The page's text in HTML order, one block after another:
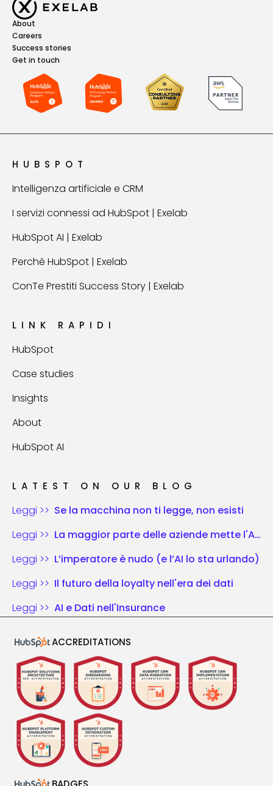
About
Careers
Success stories
Get in touch
HUBSPOT
Intelligenza artificiale e CRM
I servizi connessi ad HubSpot | Exelab
HubSpot AI | Exelab
Perché HubSpot | Exelab
ConTe Prestiti Success Story | Exelab
LINK RAPIDI
HubSpot
Case studies
Insights
About
HubSpot AI
LATEST ON OUR BLOG
Leggi >> Se la macchina non ti legge, non esisti
Leggi >> La maggior parte delle aziende mette l'AI nel vecchio schema di gioco. Chi vince riscrive le regole.
Leggi >> L’imperatore è nudo (e l’AI lo sta urlando)
Leggi >> Il futuro della loyalty nell'era dei dati
Leggi >> AI e Dati nell'Insurance
ACCREDITATIONS